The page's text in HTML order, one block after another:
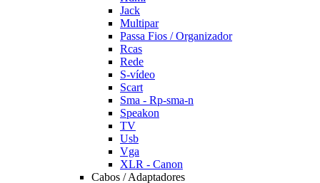
Jack
Multipar
Passa Fios / Organizador
Rcas
Rede
S-vídeo
Scart
Sma - Rp-sma-n
Speakon
TV
Usb
Vga
XLR - Canon
Cabos / Adaptadores